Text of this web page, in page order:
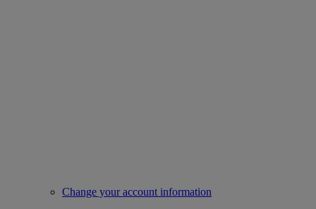
Change your account information